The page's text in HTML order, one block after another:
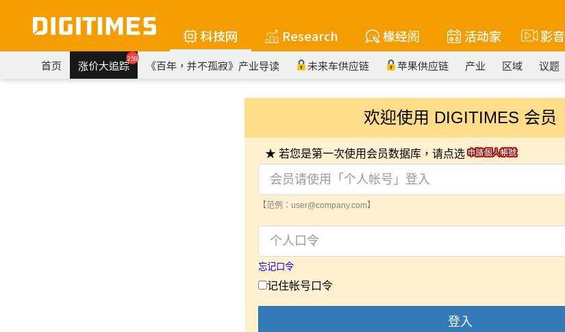
科技网 Research 椽经阁 活动家 影音
首页 涨价大追踪259 《百年，并不孤寂》产业导读 未来车供应链 苹果供应链 产业 区域 议题
欢迎使用 DIGITIMES 会员
★ 若您是第一次使用会员数据库，请点选
【范例：user@company.com】
忘记口令
记住帐号口令
登入